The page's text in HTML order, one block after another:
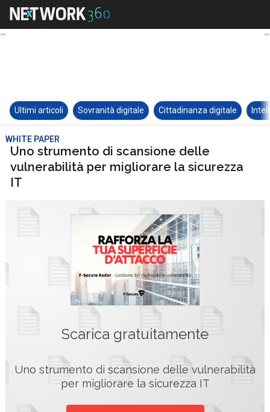
Ultimi articoli Sovranità digitale Cittadinanza digitale
WHITE PAPER
Uno strumento di scansione delle
vulnerabilità per migliorare la sicurezza
IT
Scarica gratuitamente
Uno strumento di scansione delle vulnerabilità
per migliorare la sicurezza IT